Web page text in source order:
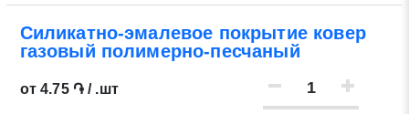
Силикатно-эмалевое покрытие ковер
газовый полимерно-песчаный
от 4.75 ֏ / .шт